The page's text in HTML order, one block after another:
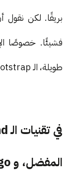
بريقًا. لكن نقول
فشيئًا. خصوصًا
طويلة، الـ Bootstrap كمثال.
المفضل، و Django أضحى محبوبًا